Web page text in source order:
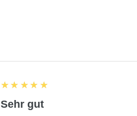
5
★★★★★
Sehr gut